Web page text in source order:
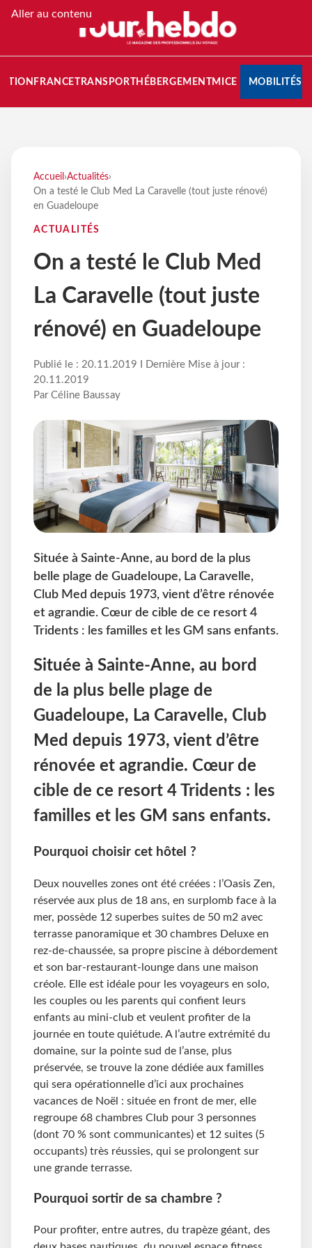
Aller au contenu
FRANCETRANSPORT HÉBERGEMENTMICE MOBILITÉS
Accueil ›Actualités›
On a testé le Club Med La Caravelle (tout juste rénové)
en Guadeloupe
ACTUALITÉS
On a testé le Club Med
La Caravelle (tout juste
rénové) en Guadeloupe
Publié le : 20.11.2019 I Dernière Mise à jour :
20.11.2019
Par Céline Baussay
Située à Sainte-Anne, au bord de la plus
belle plage de Guadeloupe, La Caravelle,
Club Med depuis 1973, vient d’être rénovée
et agrandie. Cœur de cible de ce resort 4
Tridents : les familles et les GM sans enfants.
Située à Sainte-Anne, au bord
de la plus belle plage de
Guadeloupe, La Caravelle, Club
Med depuis 1973, vient d’être
rénovée et agrandie. Cœur de
cible de ce resort 4 Tridents : les
familles et les GM sans enfants.
Pourquoi choisir cet hôtel ?
Deux nouvelles zones ont été créées : l’Oasis Zen,
réservée aux plus de 18 ans, en surplomb face à la
mer, possède 12 superbes suites de 50 m2 avec
terrasse panoramique et 30 chambres Deluxe en
rez-de-chaussée, sa propre piscine à débordement
et son bar-restaurant-lounge dans une maison
créole. Elle est idéale pour les voyageurs en solo,
les couples ou les parents qui confient leurs
enfants au mini-club et veulent profiter de la
journée en toute quiétude. A l’autre extrémité du
domaine, sur la pointe sud de l’anse, plus
préservée, se trouve la zone dédiée aux familles
qui sera opérationnelle d’ici aux prochaines
vacances de Noël : située en front de mer, elle
regroupe 68 chambres Club pour 3 personnes
(dont 70 % sont communicantes) et 12 suites (5
occupants) très réussies, qui se prolongent sur
une grande terrasse.
Pourquoi sortir de sa chambre ?
Pour profiter, entre autres, du trapèze géant, des